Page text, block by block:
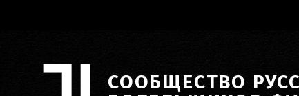
СООБЩЕСТВО